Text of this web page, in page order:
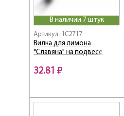
В наличии 7 штук
Артикул: 1C2717
Вилка для лимона
"Славяна" на подвесе
32.81 ₽